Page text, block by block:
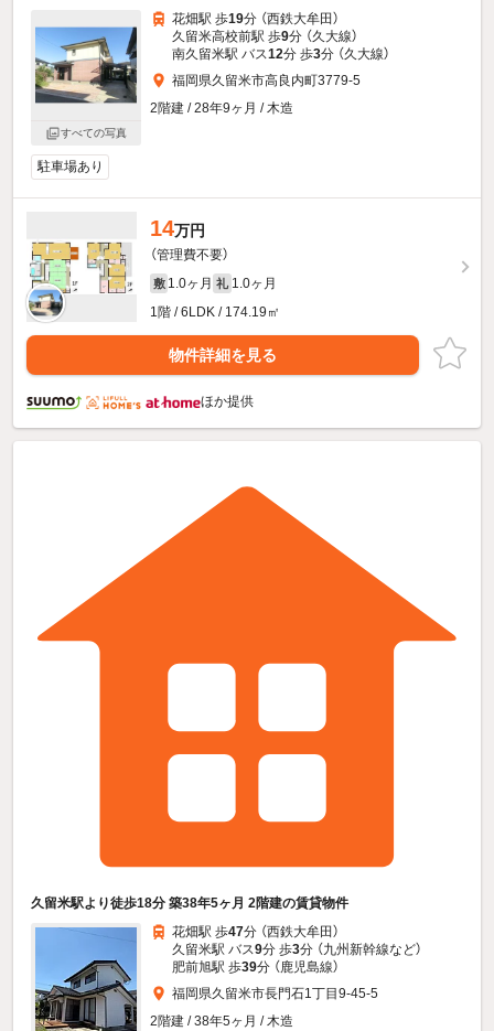
すべての写真
花畑駅 歩19分 （西鉄大牟田）
久留米高校前駅 歩9分 （久大線）
南久留米駅 バス12分 歩3分 （久大線）
福岡県久留米市高良内町3779-5
2階建 / 28年9ヶ月 / 木造
駐車場あり
14万円
（管理費不要）
敷 1.0ヶ月 礼 1.0ヶ月
1階 / 6LDK / 174.19㎡
物件詳細を見る
ほか提供
久留米駅より徒歩18分 築38年5ヶ月 2階建の賃貸物件
花畑駅 歩47分 （西鉄大牟田）
久留米駅 バス9分 歩3分 （九州新幹線など）
肥前旭駅 歩39分 （鹿児島線）
福岡県久留米市長門石1丁目9-45-5
2階建 / 38年5ヶ月 / 木造